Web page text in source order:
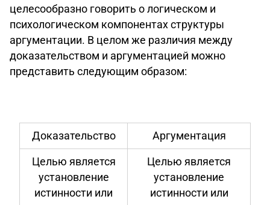
целесообразно говорить о логическом и
психологическом компонентах структуры
аргументации. В целом же различия между
доказательством и аргументацией можно
представить следующим образом:
Доказательство Аргументация
Целью является
установление
истинности или
Целью является
установление
истинности или